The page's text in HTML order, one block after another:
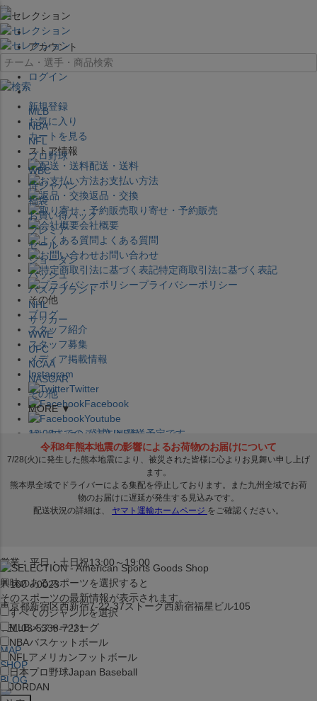
×
アカウント
ログイン
新規登録
お気に入り
カートを見る
ストア情報
配送・送料
お支払い方法
返品・交換
取り寄せ・予約販売
会社概要
よくある質問
お問い合わせ
特定商取引法に基づく表記
プライバシーポリシー
その他
ブログ
スタッフ紹介
スタッフ募集
メディア掲載情報
Instagram
Twitter
Facebook
Youtube
セレクション公式LINE@
営業：平日・土日祝13:00～19:00
〒160－0023
東京都新宿区西新宿7-22-37ストーク西新宿福星ビル105
TEL:03-5338-7231
MAP
SHOP
BLOG
MLB
NBA
NFL
プロ野球
WBC
侍ジャパン
福袋
お買い得パック
プレミア
セール
ジョーダン
バッシュ
バスケブランド
NHL
サッカー
WWE
UFC
NCAA
NASCAR
その他
MORE ▼
12:00までのご注文は発送予定です。
在庫品は 1-3営業日内で発送!! ※お取寄せ商品は対象外
興味のあるスポーツを選択すると
そのスポーツの最新情報が表示されます。
すべてのジャンルを選択
MLBメジャーリーグ
NBAバスケットボール
NFL アメリカンフットボール
日本プロ野球Japan Baseball
JORDAN